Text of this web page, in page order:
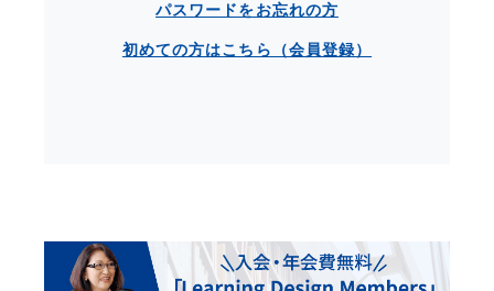
パスワードをお忘れの方
初めての方はこちら（会員登録）